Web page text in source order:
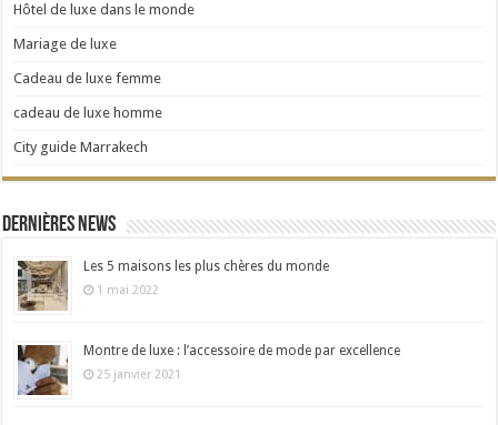
Hôtel de luxe dans le monde
Mariage de luxe
Cadeau de luxe femme
cadeau de luxe homme
City guide Marrakech
Dernières news
Les 5 maisons les plus chères du monde
1 mai 2022
Montre de luxe : l’accessoire de mode par excellence
25 janvier 2021